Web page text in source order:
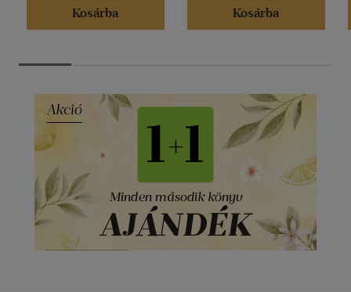
Kosárba
Kosárba